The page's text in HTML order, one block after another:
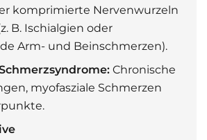
komprimierte Nervenwurzeln
B. Ischialgien oder
Arm- und Beinschmerzen).
Chronische
myofasziale Schmerzen